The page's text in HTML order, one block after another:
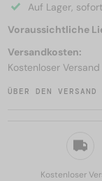
Kostenloser
Auf Lager,
Voraussichtliche
Versandkosten:
Kostenloser Versand
ÜBER DEN VERSAND